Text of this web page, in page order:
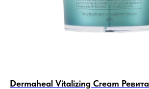
Dermaheal Vitalizing Cream